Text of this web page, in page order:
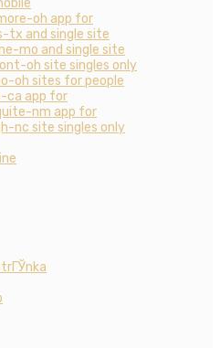
oh app for
tx and single site
mo and single site
oh site singles only
oh sites for people
ca app for
nm app for
nc site singles only